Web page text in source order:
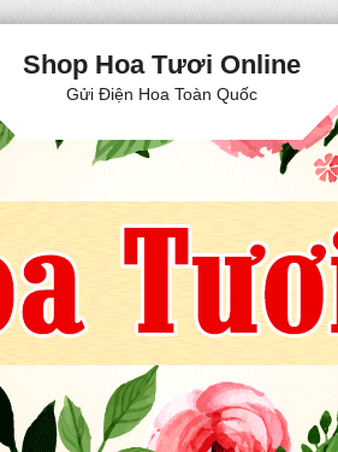
Shop Hoa Tươi Online
Gửi Điện Hoa Toàn Quốc